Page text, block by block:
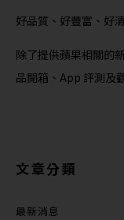
好品質、好豐富、好
除了提供蘋果相關的
品開箱、App 評測及
文章分類
最新消息